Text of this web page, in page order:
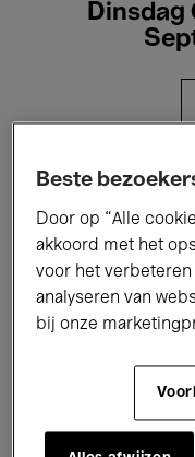
Dinsdag
Alle
Performances
Jazz
Beste
Door op “Alle
akkoord met het
voor het verbeteren
analyseren van
bij onze